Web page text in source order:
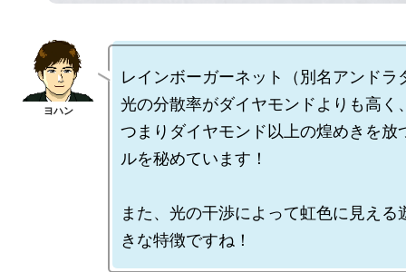
レインボーガーネット（別名アンドラ
光の分散率がダイヤモンドよりも高く
つまりダイヤモンド以上の煌めきを放
ルを秘めています！
また、光の干渉によって虹色に見える